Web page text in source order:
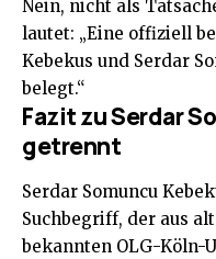
Nein, nicht als
lautet: „Eine offiziell
Kebekus und Serdar
belegt.“
Fazit zu Serdar
getrennt
Serdar Somuncu
Suchbegriff, der aus
bekannten OLG-Köln-